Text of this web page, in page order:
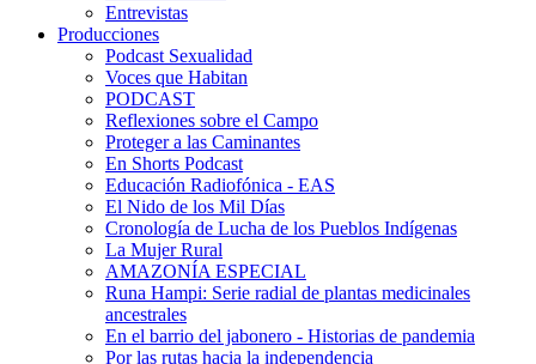
Entrevistas
Producciones
Podcast Sexualidad
Voces que Habitan
PODCAST
Reflexiones sobre el Campo
Proteger a las Caminantes
En Shorts Podcast
Educación Radiofónica - EAS
El Nido de los Mil Días
Cronología de Lucha de los Pueblos Indígenas
La Mujer Rural
AMAZONÍA ESPECIAL
Runa Hampi: Serie radial de plantas medicinales
ancestrales
En el barrio del jabonero - Historias de pandemia
Por las rutas hacia la independencia